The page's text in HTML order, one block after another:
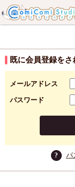
既に会員登録を
メールアドレス
パスワード
? パ